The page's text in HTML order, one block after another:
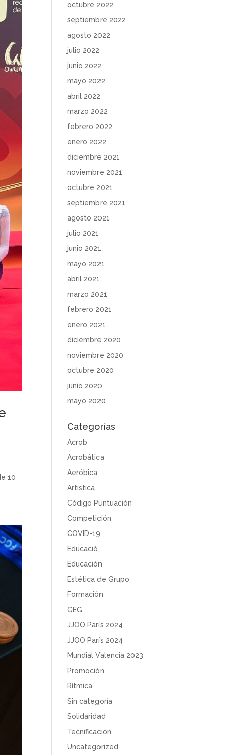
10
octubre 2022
septiembre 2022
agosto 2022
julio 2022
junio 2022
mayo 2022
abril 2022
marzo 2022
febrero 2022
enero 2022
diciembre 2021
noviembre 2021
octubre 2021
septiembre 2021
agosto 2021
julio 2021
junio 2021
mayo 2021
abril 2021
marzo 2021
febrero 2021
enero 2021
diciembre 2020
noviembre 2020
octubre 2020
junio 2020
mayo 2020
Categorías
Acrob
Acrobática
Aeróbica
Artística
Código Puntuación
Competición
COVID-19
Educació
Educación
Estética de Grupo
Formación
GEG
JJOO París 2024
JJOO París 2024
Mundial Valencia 2023
Promoción
Rítmica
Sin categoría
Solidaridad
Tecnificación
Uncategorized